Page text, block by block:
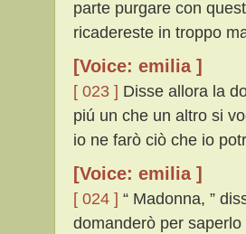
parte purgare con
ricadereste in troppo
[Voice: emilia ]
[ 023 ] Disse allora la
piú un che un altro si
io ne farò ciò che io
[Voice: emilia ]
[ 024 ] “ Madonna, ”
domanderò per